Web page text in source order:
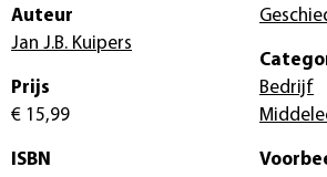
Auteur
Jan J.B. Kuipers
Prijs
€ 15,99
ISBN
Bedrijf